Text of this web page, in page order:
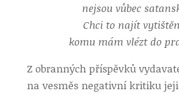
nejsou vůbec
Chci to najít
komu mám vlézt do
Z obranných příspěvků
na vesměs negativní kritiku